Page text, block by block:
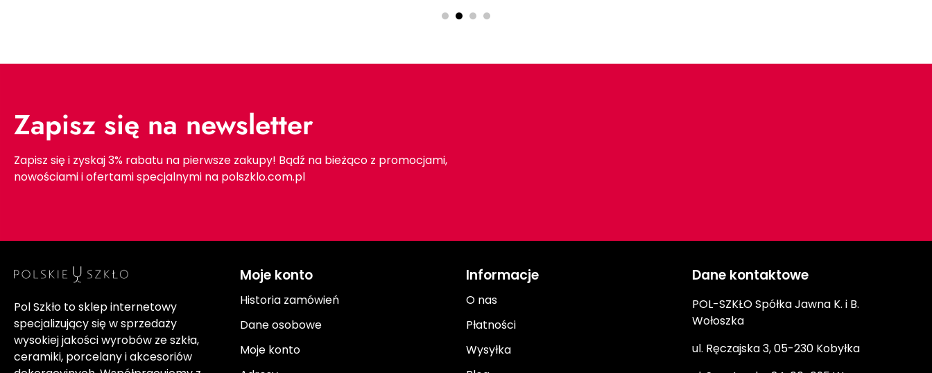
Zapisz się na newsletter
Zapisz się i zyskaj 3% rabatu na pierwsze zakupy! Bądź na bieżąco z promocjami,
nowościami i ofertami specjalnymi na polszklo.com.pl
Pol Szkło to sklep internetowy
specjalizujący się w sprzedaży
wysokiej jakości wyrobów ze szkła,
ceramiki, porcelany i akcesoriów
Moje konto
Historia zamówień
Dane osobowe
Moje konto
Informacje
O nas
Płatności
Wysyłka
Dane kontaktowe
POL-SZKŁO Spółka Jawna K. i B.
Wołoszka
ul. Ręczajska 3, 05-230 Kobyłka